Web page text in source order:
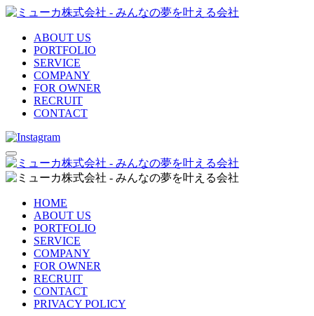
ABOUT US
PORTFOLIO
SERVICE
COMPANY
FOR OWNER
RECRUIT
CONTACT
HOME
ABOUT US
PORTFOLIO
SERVICE
COMPANY
FOR OWNER
RECRUIT
CONTACT
PRIVACY POLICY